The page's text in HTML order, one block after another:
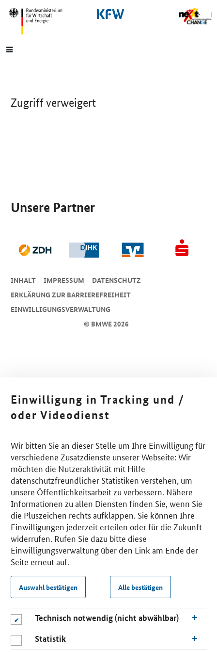
SrOnlyNavigation
Hauptmenü
Zugriff verweigert
Unsere Partner
© BMWE 2026
INHALT IMPRESSUM
DA­TEN­SCHUTZ
ERKLÄRUNG ZUR BARRIEREFREIHEIT
EINWILLIGUNGSVERWALTUNG
Einwilligung in Tracking und /
oder Videodienst
Wir bitten Sie an dieser Stelle um Ihre Einwilligung für
verschiedene Zusatzdienste unserer Webseite: Wir
möchten die Nutzeraktivität mit Hilfe
datenschutzfreundlicher Statistiken verstehen, um
unsere Öffentlichkeitsarbeit zu verbessern. Nähere
Informationen zu allen Diensten finden Sie, wenn Sie
die Pluszeichen rechts aufklappen. Sie können Ihre
Einwilligungen jederzeit erteilen oder für die Zukunft
widerrufen. Rufen Sie dazu bitte diese
Einwilligungsverwaltung über den Link am Ende der
Seite erneut auf.
Auswahl bestätigen Alle bestätigen
Technisch notwendig (nicht abwählbar)
Statistik